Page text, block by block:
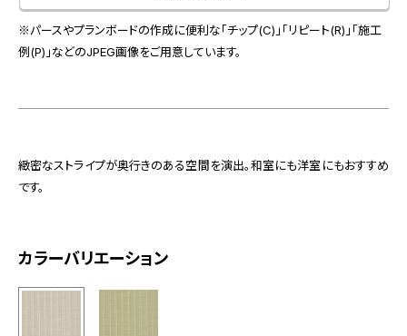
スペースソリューション事業
オフィスソリューション事業
会社情報
※パースやプランボードの作成に便利な「チップ(C)」「リピート(R)」「施工
例(P)」などのJPEG画像をご用意しています。
緻密なストライプが奥行きのある空間を演出。和室にも洋室にもおすすめ
です。
カラーバリエーション